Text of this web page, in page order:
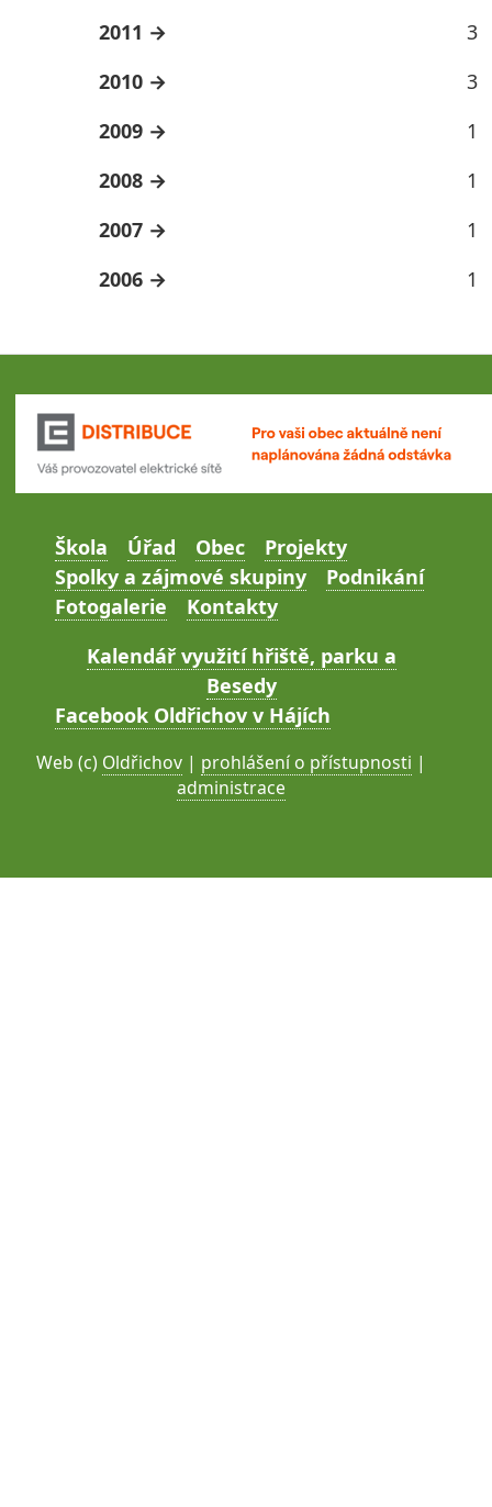
2011
3
2010
3
2009
1
2008
1
2007
1
2006
1
Škola Úřad Obec
Projekty
Spolky a zájmové skupiny
Podnikání
Fotogalerie
Kontakty
Kalendář využití hřiště, parku a
Besedy
Facebook Oldřichov v Hájích
Web (c) Oldřichov | prohlášení o přístupnosti |
administrace